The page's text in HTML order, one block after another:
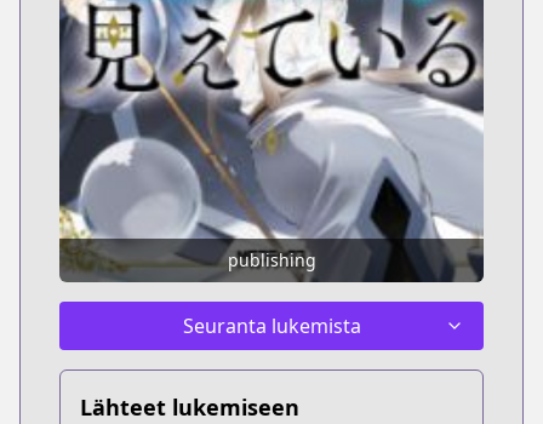
publishing
Seuranta lukemista
Lähteet lukemiseen